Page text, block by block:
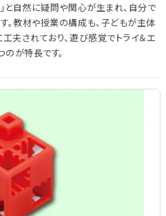
と自然に疑問や関心が生まれ、自分で
。教材や授業の構成も、子どもが主体
夫されており、遊び感覚でトライ＆エ
が特長です。